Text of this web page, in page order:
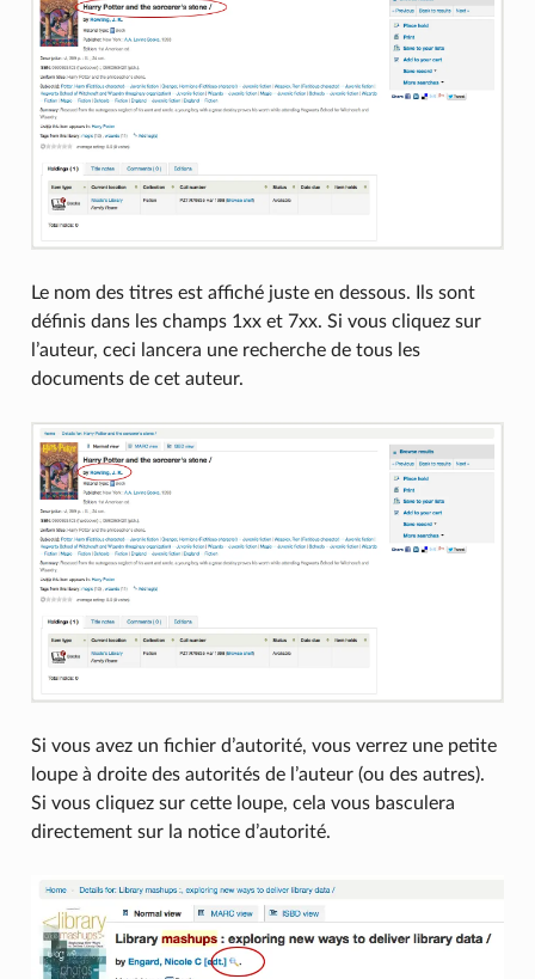
Le nom des titres est affiché juste en dessous. Ils sont
définis dans les champs 1xx et 7xx. Si vous cliquez sur
l’auteur, ceci lancera une recherche de tous les
documents de cet auteur.
Si vous avez un fichier d’autorité, vous verrez une petite
loupe à droite des autorités de l’auteur (ou des autres).
Si vous cliquez sur cette loupe, cela vous basculera
directement sur la notice d’autorité.